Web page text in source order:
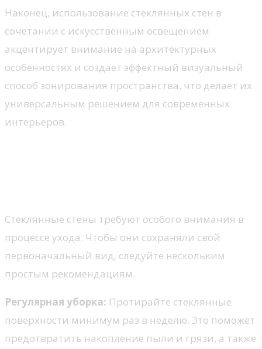
Наконец, использование стеклянных стен в
сочетании с искусственным освещением
акцентирует внимание на архитектурных
особенностях и создает эффектный визуальный
способ зонирования пространства, что делает их
универсальным решением для современных
интерьеров.
Стеклянные стены требуют особого внимания в
процессе ухода. Чтобы они сохраняли свой
первоначальный вид, следуйте нескольким
простым рекомендациям.
Регулярная уборка: Протирайте стеклянные
поверхности минимум раз в неделю. Это поможет
предотвратить накопление пыли и грязи, а также